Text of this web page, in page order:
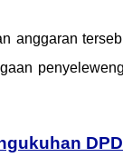
anggaran